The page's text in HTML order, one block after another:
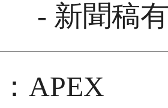
- 新聞稿
APEX